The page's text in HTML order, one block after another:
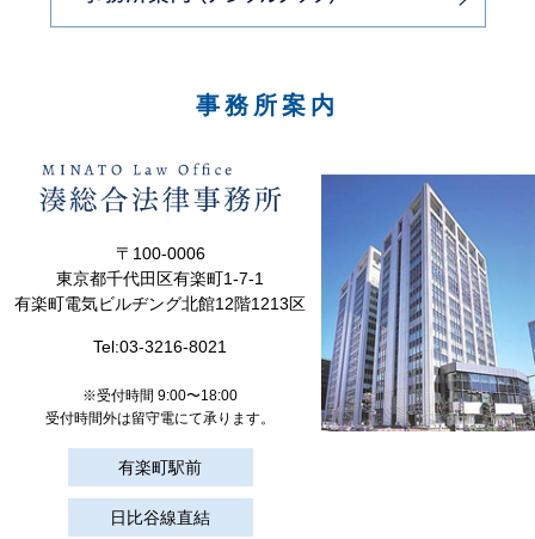
事務所案内
〒100-0006
東京都千代田区有楽町1-7-1
有楽町電気ビルヂング北館12階1213区
Tel:03-3216-8021
※受付時間 9:00〜18:00
受付時間外は留守電にて承ります。
有楽町駅前
日比谷線直結